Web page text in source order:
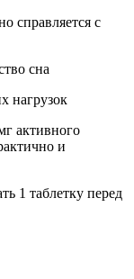
справляется с
сна
нагрузок
активного
и
1 таблетку перед